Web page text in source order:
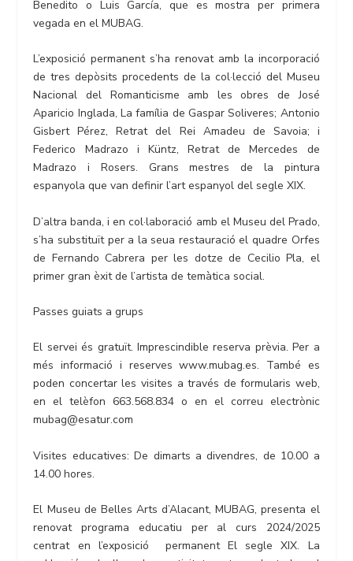
Benedito o Luis García, que es mostra per primera
vegada en el MUBAG.
L’exposició permanent s’ha renovat amb la incorporació
de tres depòsits procedents de la col·lecció del Museu
Nacional del Romanticisme amb les obres de José
Aparicio Inglada, La família de Gaspar Soliveres; Antonio
Gisbert Pérez, Retrat del Rei Amadeu de Savoia; i
Federico Madrazo i Küntz, Retrat de Mercedes de
Madrazo i Rosers. Grans mestres de la pintura
espanyola que van definir l’art espanyol del segle XIX.
D’altra banda, i en col·laboració amb el Museu del Prado,
s’ha substituït per a la seua restauració el quadre Orfes
de Fernando Cabrera per les dotze de Cecilio Pla, el
primer gran èxit de l’artista de temàtica social.
Passes guiats a grups
El servei és gratuït. Imprescindible reserva prèvia. Per a
més informació i reserves www.mubag.es. També es
poden concertar les visites a través de formularis web,
en el telèfon 663.568.834 o en el correu electrònic
mubag@esatur.com
Visites educatives: De dimarts a divendres, de 10.00 a
14.00 hores.
El Museu de Belles Arts d’Alacant, MUBAG, presenta el
renovat programa educatiu per al curs 2024/2025
centrat en l’exposició permanent El segle XIX. La